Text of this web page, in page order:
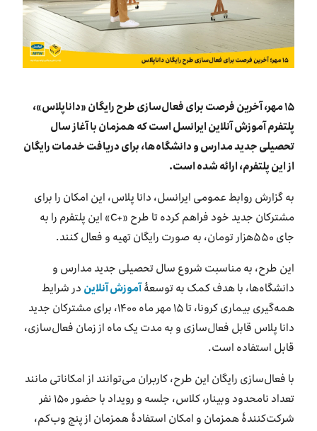
بازارگاه ایرانسل
ترابرد به ایرانسل
EN ۱۵مهر، آخرین فرصت برای فعال‌سازی طرح رایگان «داناپلاس»،
پلتفرم آموزش آنلاین ایرانسل است که همزمان با آغاز سال
تحصیلی جدید مدارس و دانشگاه‌ها، برای دریافت خدمات رایگان
از این پلتفرم، ارائه شده است.
به گزارش روابط عمومی ایرانسل، دانا پلاس، این امکان را برای
مشترکان جدید خود فراهم کرده تا طرح «+C» این پلتفرم را به
جای ۵۵۰هزار تومان، به صورت رایگان تهیه و فعال کنند.
این طرح، به مناسبت شروع سال تحصیلی جدید مدارس و
دانشگاه‌ها، با هدف کمک به توسعۀ آموزش آنلاین در شرایط
همه‌گیری بیماری کرونا، تا ۱۵ مهر ماه ۱۴۰۰، برای مشترکان جدید
دانا پلاس قابل فعال‌سازی و به مدت یک ماه از زمان فعال‌سازی،
قابل استفاده است.
با فعال‌سازی رایگان این طرح، کاربران می‌توانند از امکاناتی مانند
تعداد نامحدود وبینار، کلاس، جلسه و رویداد با حضور ۱۵۰ نفر
شرکت‌کنندۀ همزمان و امکان استفادۀ همزمان از پنج وب‌کم،